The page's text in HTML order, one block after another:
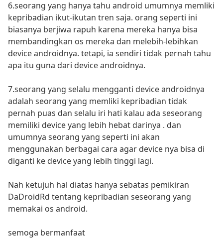
6.seorang yang hanya tahu android umumnya memliki
kepribadian ikut-ikutan tren saja. orang seperti ini
biasanya berjiwa rapuh karena mereka hanya bisa
membandingkan os mereka dan melebih-lebihkan
device androidnya. tetapi, ia sendiri tidak pernah tahu
apa itu guna dari device androidnya.
7.seorang yang selalu mengganti device androidnya
adalah seorang yang memliki kepribadian tidak
pernah puas dan selalu iri hati kalau ada seseorang
memiliki device yang lebih hebat darinya . dan
umumnya seorang yang seperti ini akan
menggunakan berbagai cara agar device nya bisa di
diganti ke device yang lebih tinggi lagi.
Nah ketujuh hal diatas hanya sebatas pemikiran
DaDroidRd tentang kepribadian seseorang yang
memakai os android.
semoga bermanfaat